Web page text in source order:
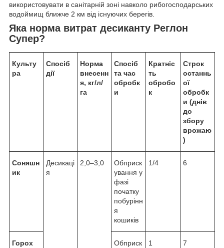
використовувати в санiтарнiй зонi навколо рибогосподарських
водоймищ ближче 2 км вiд iснуючих берегiв.
Яка норма витрат десиканту Реглон
Супер?
Культу
ра
Спосіб
дії
Норма
внесенн
я, кг/л/
га
Спосіб
та час
обробк
и
Кратніс
ть
обробо
к
Строк
останнь
ої
обробк
и (днів
до
збору
врожаю
)
Соняшн
ик
Десикаці
я
2,0–3,0
Обприск
ування у
фазі
початку
побурінн
я
кошиків
1/4 6
Горох
Обприск
1 7